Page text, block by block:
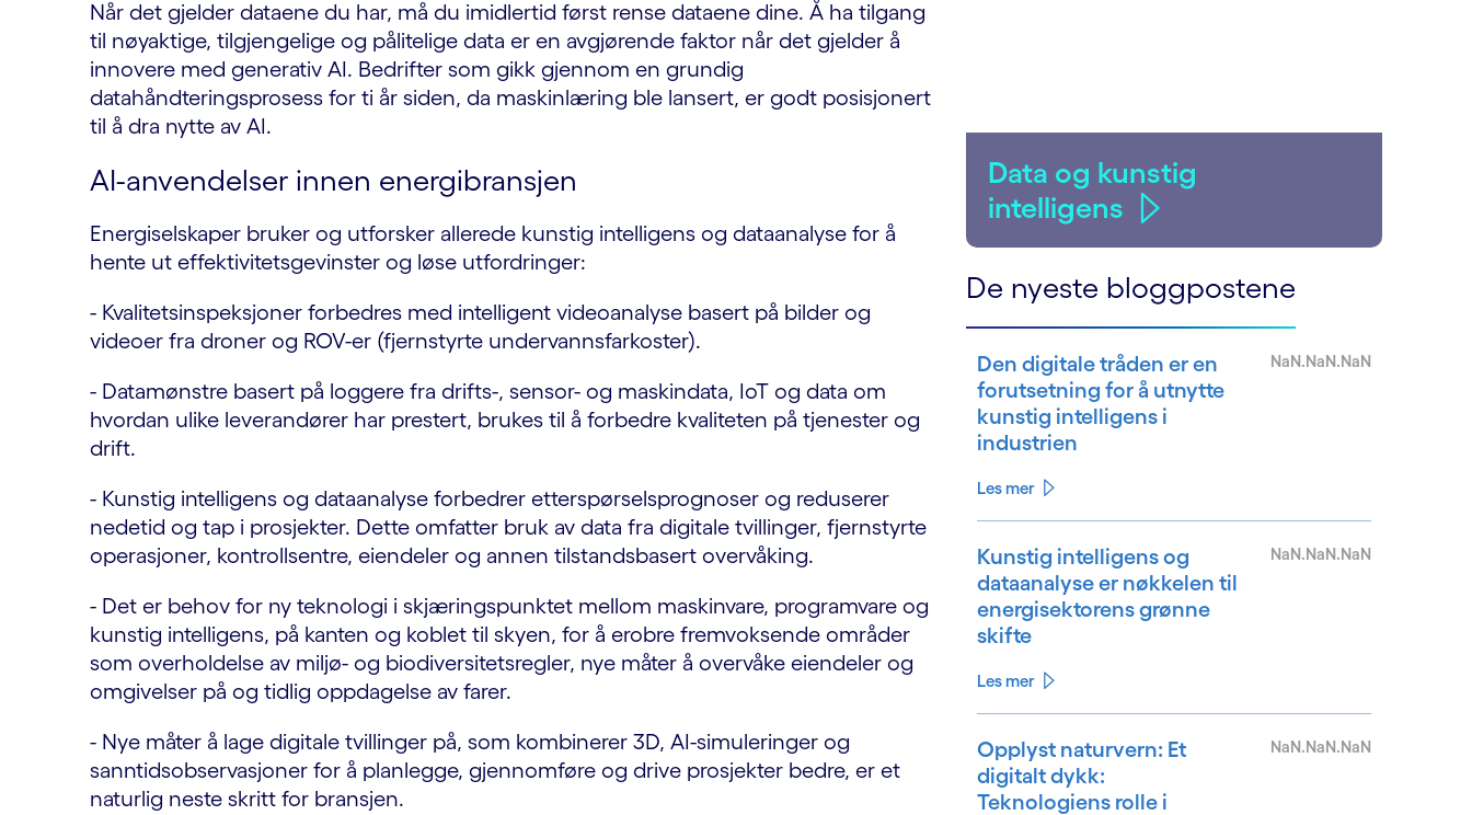
Når det gjelder dataene du har, må du imidlertid først rense dataene dine. Å ha tilgang
til nøyaktige, tilgjengelige og pålitelige data er en avgjørende faktor når det gjelder å
innovere med generativ AI. Bedrifter som gikk gjennom en grundig
datahåndteringsprosess for ti år siden, da maskinlæring ble lansert, er godt posisjonert
til å dra nytte av AI.
AI-anvendelser innen energibransjen
Energiselskaper bruker og utforsker allerede kunstig intelligens og dataanalyse for å
hente ut effektivitetsgevinster og løse utfordringer:
- Kvalitetsinspeksjoner forbedres med intelligent videoanalyse basert på bilder og
videoer fra droner og ROV-er (fjernstyrte undervannsfarkoster).
- Datamønstre basert på loggere fra drifts-, sensor- og maskindata, IoT og data om
hvordan ulike leverandører har prestert, brukes til å forbedre kvaliteten på tjenester og
drift.
- Kunstig intelligens og dataanalyse forbedrer etterspørselsprognoser og reduserer
nedetid og tap i prosjekter. Dette omfatter bruk av data fra digitale tvillinger, fjernstyrte
operasjoner, kontrollsentre, eiendeler og annen tilstandsbasert overvåking.
- Det er behov for ny teknologi i skjæringspunktet mellom maskinvare, programvare og
kunstig intelligens, på kanten og koblet til skyen, for å erobre fremvoksende områder
som overholdelse av miljø- og biodiversitetsregler, nye måter å overvåke eiendeler og
omgivelser på og tidlig oppdagelse av farer.
- Nye måter å lage digitale tvillinger på, som kombinerer 3D, AI-simuleringer og
sanntidsobservasjoner for å planlegge, gjennomføre og drive prosjekter bedre, er et
naturlig neste skritt for bransjen.
Data og kunstig
intelligens
De nyeste bloggpostene
Den digitale tråden er en
forutsetning for å utnytte
kunstig intelligens i
industrien
NaN.NaN.NaN
Les mer
Kunstig intelligens og
dataanalyse er nøkkelen til
energisektorens grønne
skifte
NaN.NaN.NaN
Les mer
Opplyst naturvern: Et
digitalt dykk:
Teknologiens rolle i
NaN.NaN.NaN